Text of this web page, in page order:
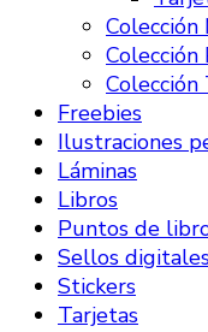
Colección
Colección
Freebies
Ilustraciones
Láminas
Libros
Puntos de
Sellos
Stickers
Tarjetas